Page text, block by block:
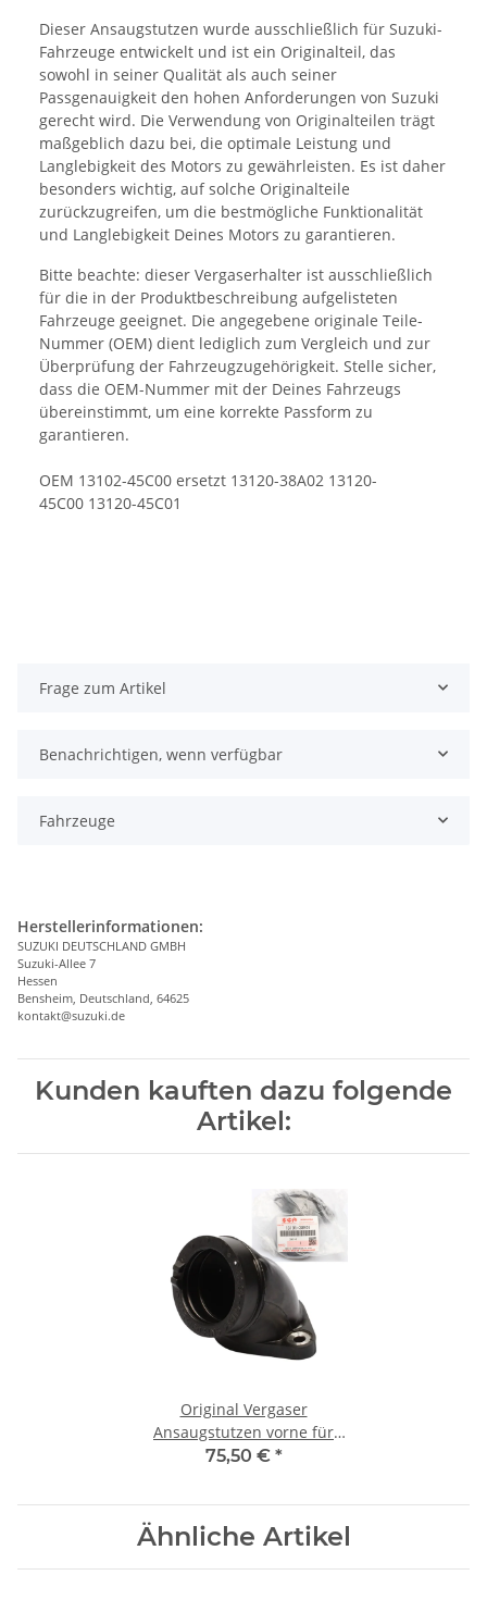
Dieser Ansaugstutzen wurde ausschließlich für Suzuki-
Fahrzeuge entwickelt und ist ein Originalteil, das
sowohl in seiner Qualität als auch seiner
Passgenauigkeit den hohen Anforderungen von Suzuki
gerecht wird. Die Verwendung von Originalteilen trägt
maßgeblich dazu bei, die optimale Leistung und
Langlebigkeit des Motors zu gewährleisten. Es ist daher
besonders wichtig, auf solche Originalteile
zurückzugreifen, um die bestmögliche Funktionalität
und Langlebigkeit Deines Motors zu garantieren.
Bitte beachte: dieser Vergaserhalter ist ausschließlich
für die in der Produktbeschreibung aufgelisteten
Fahrzeuge geeignet. Die angegebene originale Teile-
Nummer (OEM) dient lediglich zum Vergleich und zur
Überprüfung der Fahrzeugzugehörigkeit. Stelle sicher,
dass die OEM-Nummer mit der Deines Fahrzeugs
übereinstimmt, um eine korrekte Passform zu
garantieren.
OEM 13102-45C00 ersetzt 13120-38A02 13120-
45C00 13120-45C01
Frage zum Artikel
Benachrichtigen, wenn verfügbar
Fahrzeuge
Herstellerinformationen:
SUZUKI DEUTSCHLAND GMBH
Suzuki-Allee 7
Hessen
Bensheim, Deutschland, 64625
kontakt@suzuki.de
Kunden kauften dazu folgende
Artikel:
Original Vergaser
Ansaugstutzen vorne für
Suzuki VS 600 750 800 VZ
75,50 € *
Ähnliche Artikel